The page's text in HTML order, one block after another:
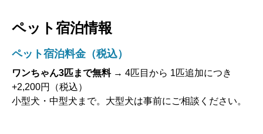
ペット宿泊情報
ペット宿泊料金（税込）
ワンちゃん3匹まで無料→ 4匹目から 1匹追加につき
+2,200円（税込）
小型犬・中型犬まで。大型犬は事前にご相談ください。